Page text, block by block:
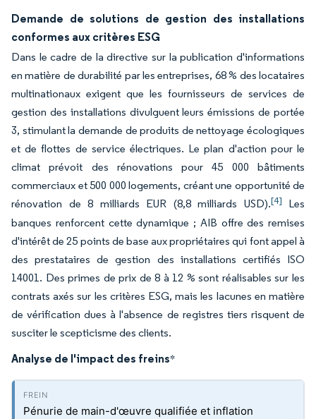
Demande de solutions de gestion des installations
conformes aux critères ESG
Dans le cadre de la directive sur la publication d'informations
en matière de durabilité par les entreprises, 68 % des locataires
multinationaux exigent que les fournisseurs de services de
gestion des installations divulguent leurs émissions de portée
3, stimulant la demande de produits de nettoyage écologiques
et de flottes de service électriques. Le plan d'action pour le
climat prévoit des rénovations pour 45 000 bâtiments
commerciaux et 500 000 logements, créant une opportunité de
rénovation de 8 milliards EUR (8,8 milliards USD).[4] Les
banques renforcent cette dynamique ; AIB offre des remises
d'intérêt de 25 points de base aux propriétaires qui font appel à
des prestataires de gestion des installations certifiés ISO
14001. Des primes de prix de 8 à 12 % sont réalisables sur les
contrats axés sur les critères ESG, mais les lacunes en matière
de vérification dues à l'absence de registres tiers risquent de
susciter le scepticisme des clients.
Analyse de l'impact des freins*
Pénurie de main-d'œuvre qualifiée et inflation